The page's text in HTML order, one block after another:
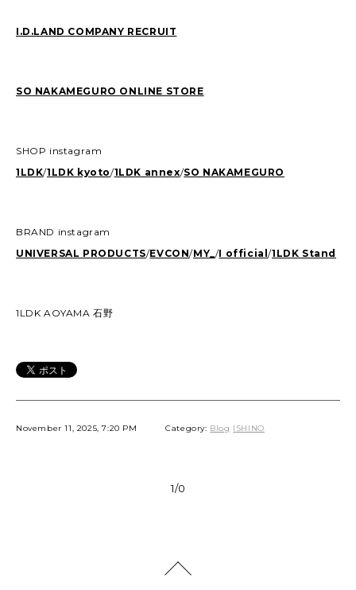
I.D.LAND COMPANY RECRUIT
SO NAKAMEGURO ONLINE STORE
SHOP instagram
1LDK/1LDK kyoto/1LDK annex/SO NAKAMEGURO
BRAND instagram
UNIVERSAL PRODUCTS/EVCON/MY_ /I official/1LDK Stand
1LDK AOYAMA 石野
November 11, 2025, 7:20 PM Category: Blog ISHINO
1/0